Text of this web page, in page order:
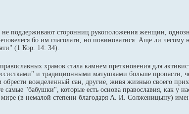
поддерживают сторонниц рукоположения женщин,
бо им глаголати, но повиноватися. Аще ли чесому
(1 Кор. 14: 34).
храмов стала камнем преткновения для
и традиционными матушками больше пропасти,
вожделенный сан, другие, живя жизнью своего
"бабушки", которые есть основа православия, как у
мире (в немалой степени благодаря А. И. Солженицыну)